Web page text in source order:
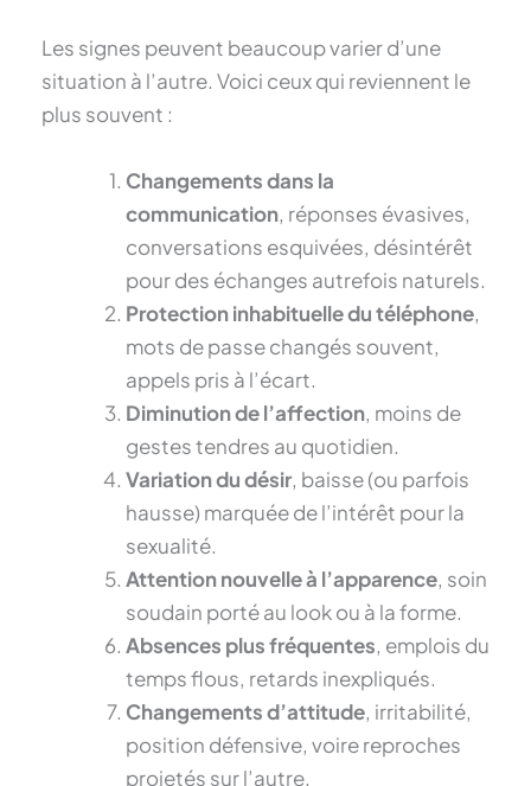
Les signes peuvent beaucoup varier d’une
situation à l’autre. Voici ceux qui reviennent le
plus souvent :
Changements dans la
communication, réponses évasives,
conversations esquivées, désintérêt
pour des échanges autrefois naturels.
Protection inhabituelle du téléphone,
mots de passe changés souvent,
appels pris à l’écart.
Diminution de l’affection, moins de
gestes tendres au quotidien.
Variation du désir, baisse (ou parfois
hausse) marquée de l’intérêt pour la
sexualité.
Attention nouvelle à l’apparence, soin
soudain porté au look ou à la forme.
Absences plus fréquentes, emplois du
temps flous, retards inexpliqués.
Changements d’attitude, irritabilité,
position défensive, voire reproches
projetés sur l’autre.